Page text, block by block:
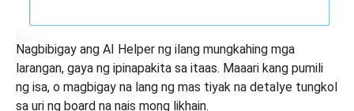
Nagbibigay ang AI Helper ng ilang mungkahing mga
larangan, gaya ng ipinapakita sa itaas. Maaari kang pumili
ng isa, o magbigay na lang ng mas tiyak na detalye tungkol
sa uri ng board na nais mong likhain.